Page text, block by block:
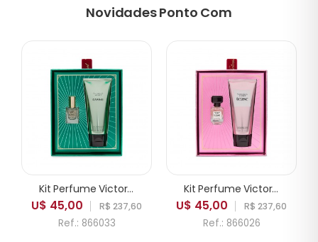
Novidades Ponto Com
Kit Perfume Victoria's Secret Daring Feminino 2pcs
U$ 45,00 R$ 237,60
Ref.: 866033
Kit Perfume Victoria's Secret Tease Feminino 2pcs
U$ 45,00 R$ 237,60
Ref.: 866026